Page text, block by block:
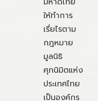
ให้ทำการ
เรี่ยไรตาม
กฎหมาย
มูลนิธิ
ศุภนิมิตแห่ง
ประเทศไทย
เป็นองค์กร